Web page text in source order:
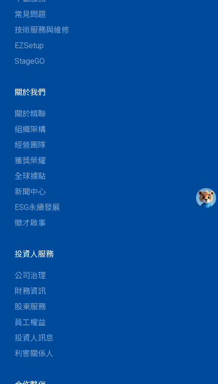
常見問題
技術服務與維修
EZSetup
StageGO
關於我們
關於精聯
組織架構
經營團隊
獲獎榮耀
全球據點
新聞中心
ESG永續發展
徵才啟事
投資人服務
公司治理
財務資訊
股東服務
員工權益
投資人訊息
利害關係人